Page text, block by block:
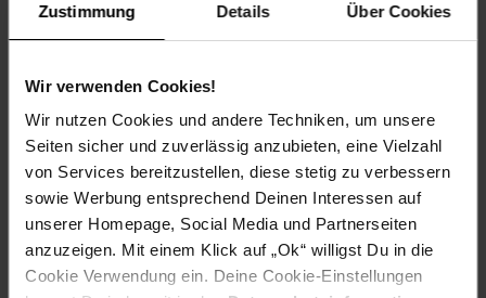
Zustimmung Details Über Cookies
Wir verwenden Cookies!
Wir nutzen Cookies und andere Techniken, um unsere
Seiten sicher und zuverlässig anzubieten, eine Vielzahl
von Services bereitzustellen, diese stetig zu verbessern
sowie Werbung entsprechend Deinen Interessen auf
unserer Homepage, Social Media und Partnerseiten
anzuzeigen. Mit einem Klick auf „Ok“ willigst Du in die
Cookie Verwendung ein. Deine Cookie-Einstellungen
Breite (cm): 2,8 cm
Griff-Material: Kunststoff
Klingenlänge: 39 cm
Spülmaschinenfest: Spülmaschinengeeignet
Zielgruppe: Erwachsene
Artikelnummer: 2204349000
EAN: 4250648970531
Artikel gehört zur Kategorie:Backzubehör